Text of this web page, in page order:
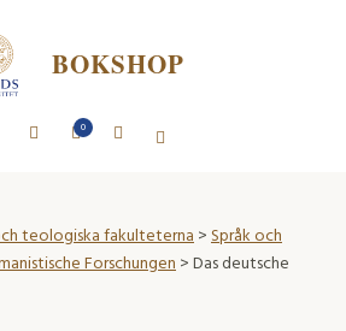
BOKSHOP
0
teologiska fakulteterna>Språk och
Forschungen> Das deutsche